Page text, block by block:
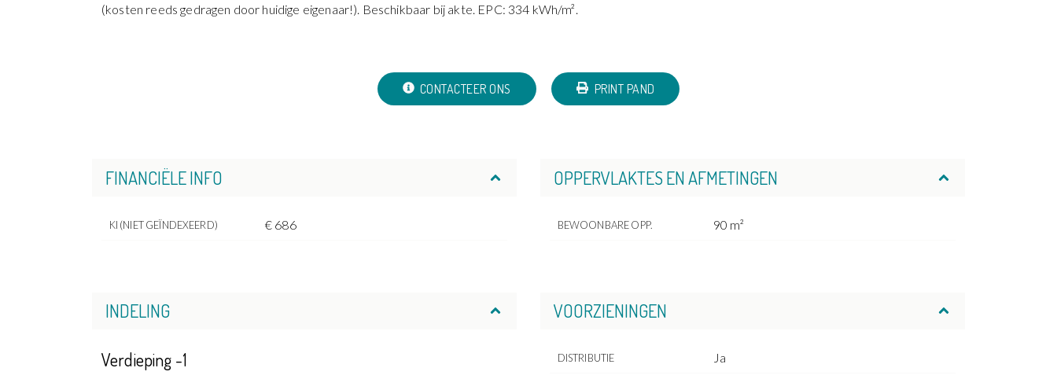
(kosten reeds gedragen door huidige eigenaar!). Beschikbaar bij akte. EPC: 334 kWh/m².
CONTACTEER ONS PRINT PAND
FINANCIËLE INFO
KI (NIET GEÏNDEXEERD) € 686
INDELING
Verdieping -1
OPPERVLAKTES EN AFMETINGEN
BEWOONBARE OPP. 90 m²
VOORZIENINGEN
DISTRIBUTIE Ja